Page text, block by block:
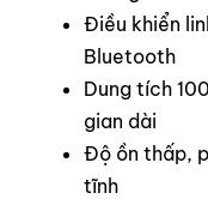
Điều khiển
Bluetooth
Dung tích
gian dài
Độ ồn thấp,
tĩnh